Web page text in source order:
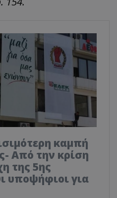
καμπή
Από την κρίση
της 5ης
υποψήφιοι για